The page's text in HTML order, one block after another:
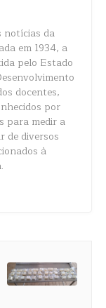
notícias da
em 1934, a
pelo Estado
docentes,
por
para medir a
de diversos
à